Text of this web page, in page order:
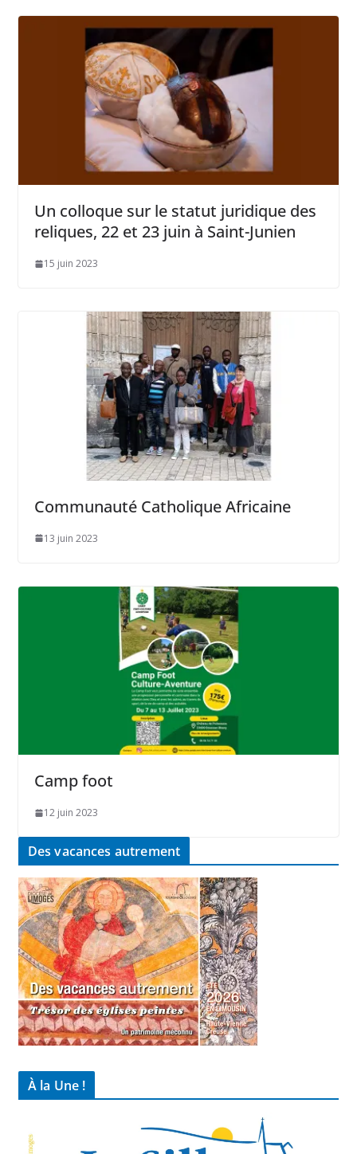
Un colloque sur le statut juridique des
reliques, 22 et 23 juin à Saint-Junien
15 juin 2023
Communauté Catholique Africaine
13 juin 2023
Camp foot
12 juin 2023
Des vacances autrement
À la Une !